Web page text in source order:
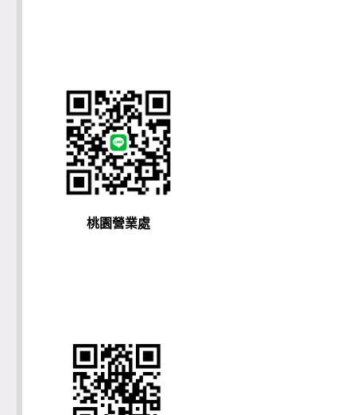
桃園營業處